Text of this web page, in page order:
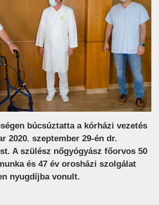
búcsúztatta a kórházi vezetés
2020. szeptember 29-én dr.
A szülész nőgyógyász főorvos 50
és 47 év orosházi szolgálat
nyugdíjba vonult.